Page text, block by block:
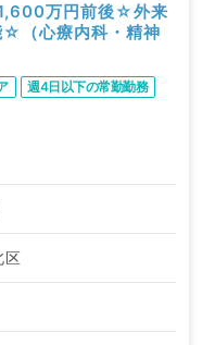
1,600万円前後☆外来
（心療内科・精神
週4日以下の常勤勤務
区